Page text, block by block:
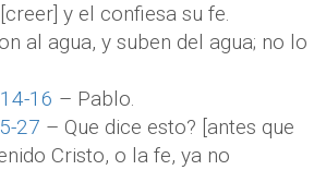
y el confiesa su fe.
al agua, y suben del agua; no lo
16 – Pablo.
27 – Que dice esto? [antes que
Cristo, o la fe, ya no